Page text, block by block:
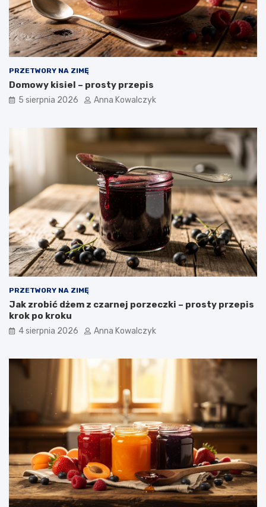
PRZETWORY NA ZIMĘ
Domowy kisiel – prosty przepis
5 sierpnia 2026 Anna Kowalczyk
PRZETWORY NA ZIMĘ
Jak zrobić dżem z czarnej porzeczki – prosty przepis
krok po kroku
4 sierpnia 2026 Anna Kowalczyk